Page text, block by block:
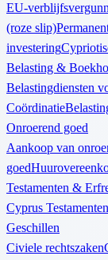
EU-
(roze slip)
investering
Belasting &
Belastingdiensten
Coördinatie
Onroerend goed
Aankoop van
goed
Testamenten &
Cyprus Testamenten
Geschillen
Civiele rechtszaken